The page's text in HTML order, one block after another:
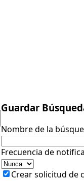
Guardar
Nombre de la
Frecuencia de
Crear solicitud de